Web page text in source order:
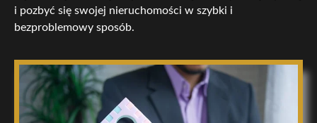
i pozbyć się swojej nieruchomości w szybki i
bezproblemowy sposób.